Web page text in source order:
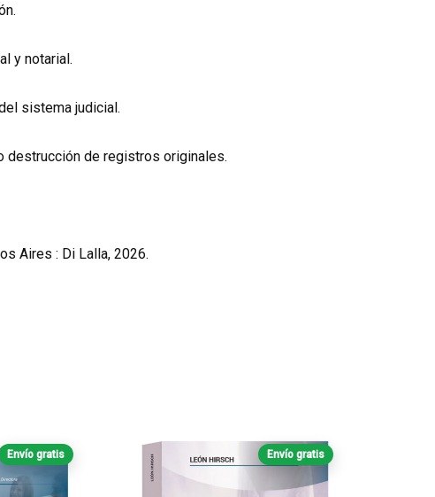
y notarial.
sistema judicial.
destrucción de registros originales.
Aires : Di Lalla, 2026.
Envío gratis Envío gratis